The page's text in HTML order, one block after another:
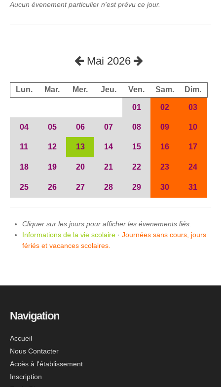
Aucun évenement particulier n'est prévu ce jour.
Mai 2026
Lun. Mar. Mer. Jeu. Ven. Sam. Dim.
01 02 03
04 05 06 07 08 09 10
11 12 13 14 15 16 17
18 19 20 21 22 23 24
25 26 27 28 29 30 31
Cliquer sur les jours pour afficher les évenements liés.
Informations de la vie scolaire · Journées sans cours, jours
fériés et vacances scolaires.
Navigation
Accueil
Nous Contacter
Accès à l'établissement
Inscription